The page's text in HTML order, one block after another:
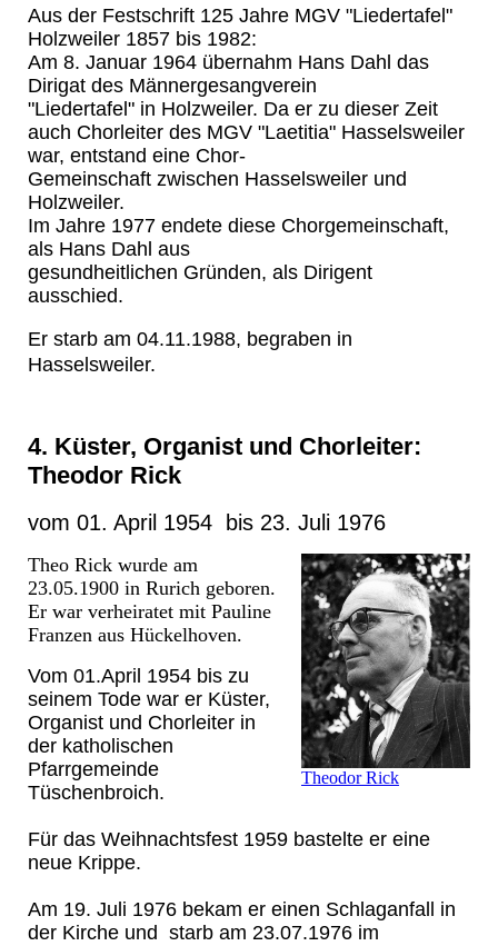
Aus der Festschrift 125 Jahre MGV "Liedertafel"
Holzweiler 1857 bis 1982:
Am 8. Januar 1964 übernahm Hans Dahl das
Dirigat des Männergesangverein
"Liedertafel" in Holzweiler. Da er zu dieser Zeit
auch Chorleiter des MGV "Laetitia" Hasselsweiler
war, entstand eine Chor-
Gemeinschaft zwischen Hasselsweiler und
Holzweiler.
Im Jahre 1977 endete diese Chorgemeinschaft,
als Hans Dahl aus
gesundheitlichen Gründen, als Dirigent
ausschied.
Er starb am 04.11.1988, begraben in
Hasselsweiler.
4. Küster, Organist und Chorleiter:
Theodor Rick
vom 01. April 1954 bis 23. Juli 1976
Theodor Rick
Theo Rick wurde am
23.05.1900 in Rurich geboren.
Er war verheiratet mit Pauline
Franzen aus Hückelhoven.
Vom 01.April 1954 bis zu
seinem Tode war er Küster,
Organist und Chorleiter in
der katholischen
Pfarrgemeinde
Tüschenbroich.
Für das Weihnachtsfest 1959 bastelte er eine
neue Krippe.
Am 19. Juli 1976 bekam er einen Schlaganfall in
der Kirche und starb am 23.07.1976 im